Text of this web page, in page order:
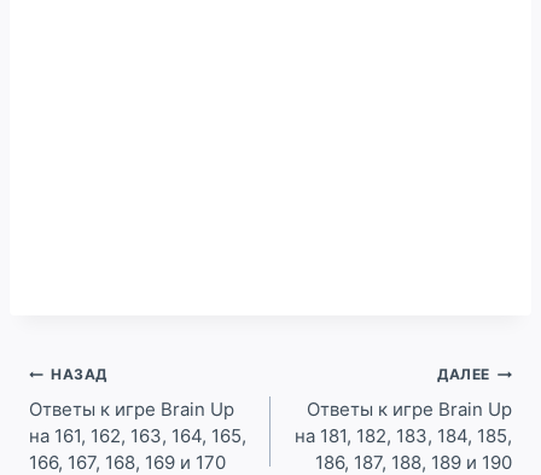
Навигация
по
записям
НАЗАД
Ответы к игре Brain Up
на 161, 162, 163, 164, 165,
166, 167, 168, 169 и 170
ДАЛЕЕ
Ответы к игре Brain Up
на 181, 182, 183, 184, 185,
186, 187, 188, 189 и 190